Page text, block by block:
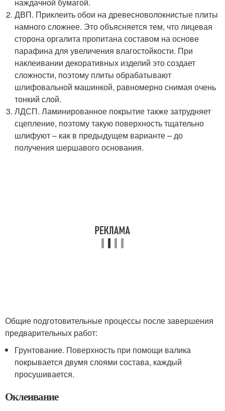
ДВП. Приклеить обои на древесноволокнистые плиты
намного сложнее. Это объясняется тем, что лицевая
сторона оргалита пропитана составом на основе
парафина для увеличения влагостойкости. При
наклеивании декоративных изделий это создает
сложности, поэтому плиты обрабатывают
шлифовальной машинкой, равномерно снимая очень
тонкий слой.
ЛДСП. Ламинированное покрытие также затрудняет
сцепление, поэтому такую поверхность тщательно
шлифуют – как в предыдущем варианте – до
получения шершавого основания.
Общие подготовительные процессы после завершения
предварительных работ:
Грунтование. Поверхность при помощи валика
покрывается двумя слоями состава, каждый
просушивается.
Оклеивание